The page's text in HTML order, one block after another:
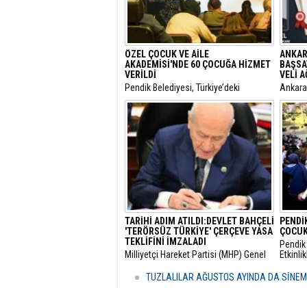
ÖZEL ÇOCUK VE AİLE
AKADEMİSİ'NDE 60 ÇOCUĞA HİZMET
VERİLDİ
Pendik Belediyesi, Türkiye’deki
belediyeler içinde ilk ve tek olma
özelliği taşıyan “Özel Çocuk ve Aile
Akademisi”nin ilk dönemini
tamamladı.
VELİ
Genel
TARİHİ ADIM ATILDI:DEVLET BAHÇELİ
'TERÖRSÜZ TÜRKİYE' ÇERÇEVE YASA
TEKLİFİNİ İMZALADI
​Milliyetçi Hareket Partisi (MHP) Genel
"Terörsüz Türkiye" süreci olarak
TUZLALILAR AĞUSTOS AYINDA DA